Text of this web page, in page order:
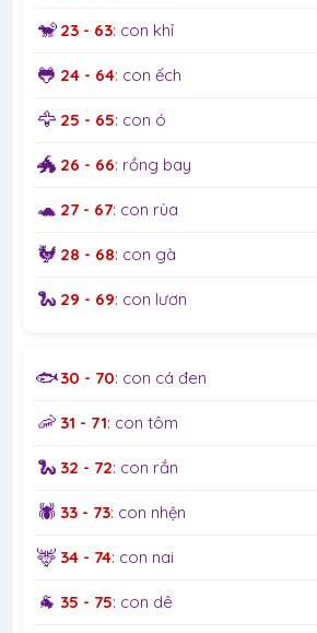
🐒 23 - 63: con khỉ
🐸 24 - 64: con ếch
🦅 25 - 65: con ó
🐲 26 - 66: rồng bay
🐢 27 - 67: con rùa
🐓 28 - 68: con gà
🐍 29 - 69: con lươn
🐟30 - 70: con cá đen
🦐 31 - 71: con tôm
🐍 32 - 72: con rắn
🕷️ 33 - 73: con nhện
🦌 34 - 74: con nai
🐐 35 - 75: con dê